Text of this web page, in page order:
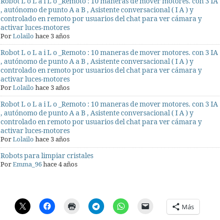
, autónomo de punto A a B , Asistente conversacional ( I A ) y
controlado en remoto por usuarios del chat para ver cámara y
activar luces-motores
PorLolailo hace 3 años
Robot L o L a i L o _Remoto : 10 maneras de mover motores. con 3 IA
, autónomo de punto A a B , Asistente conversacional ( I A ) y
controlado en remoto por usuarios del chat para ver cámara y
activar luces-motores
PorLolailo hace 3 años
Robot L o L a i L o _Remoto : 10 maneras de mover motores. con 3 IA
, autónomo de punto A a B , Asistente conversacional ( I A ) y
controlado en remoto por usuarios del chat para ver cámara y
activar luces-motores
PorLolailo hace 3 años
Robots para limpiar cristales
PorEmma_96hace 4 años
Más